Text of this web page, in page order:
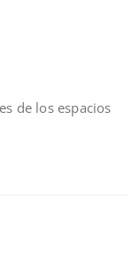
de los espacios